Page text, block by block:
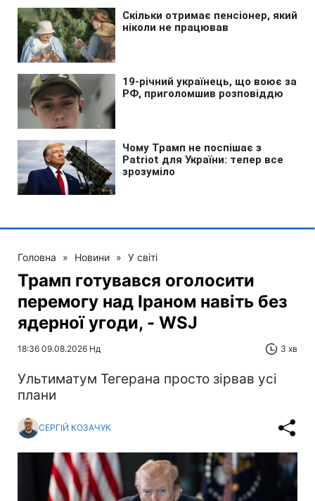
Головна » Новини » У світі
Трамп готувався оголосити
перемогу над Іраном навіть без
ядерної угоди, - WSJ
18:36 09.08.2026 Нд 3 хв
Ультиматум Тегерана просто зірвав усі
плани
СЕРГІЙ КОЗАЧУК